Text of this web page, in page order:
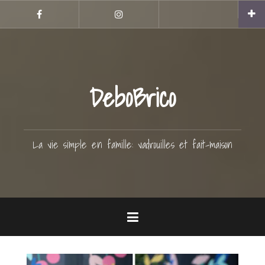
contenu
Facebook
DeboBrico
La vie simple en famille: vadrouilles et fait-maison